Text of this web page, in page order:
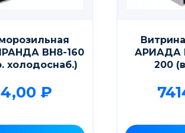
ВН8-160
холодоснаб.)
₽
АРИАДА
200